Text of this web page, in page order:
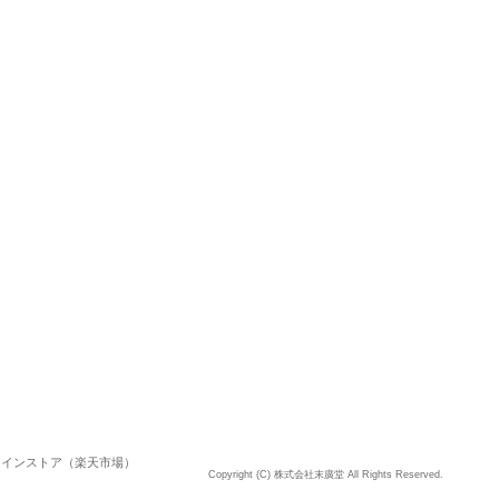
ンストア（楽天市場）
Copyright (C) 株式会社末廣堂 All Rights Reserved.